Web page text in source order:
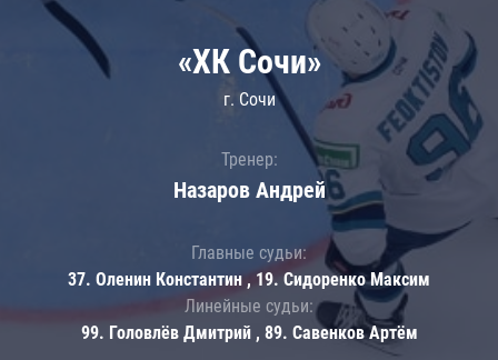
«ХК Сочи»
г. Сочи
Тренер:
Назаров Андрей
Главные судьи:
37. Оленин Константин , 19. Сидоренко Максим
Линейные судьи:
99. Головлёв Дмитрий , 89. Савенков Артём